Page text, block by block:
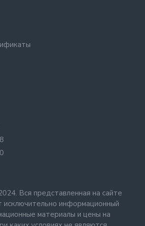
Вся представленная на сайте
исключительно информационный
материалы и цены на